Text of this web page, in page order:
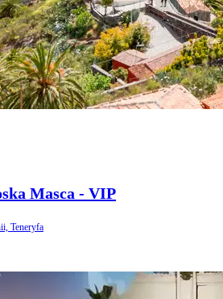
Masca - VIP
Teneryfa